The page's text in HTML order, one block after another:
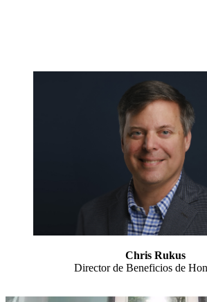
Chris Rukus
Director de Beneficios de